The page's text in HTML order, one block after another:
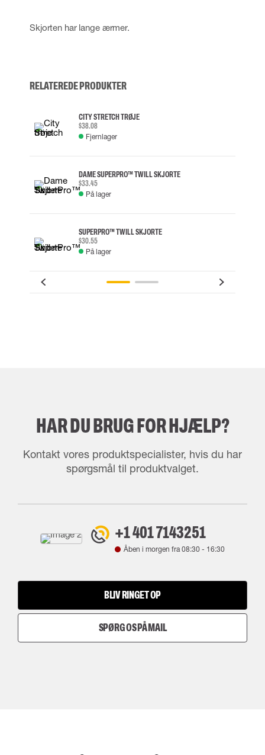
Skjorten har lange ærmer.
RELATEREDE PRODUKTER
CITY STRETCH TRØJE
$38.08
Fjernlager
DAME SUPERPRO™ TWILL SKJORTE
$33.45
På lager
SUPERPRO™ TWILL SKJORTE
$30.55
På lager
HAR DU BRUG FOR HJÆLP?
Kontakt vores produktspecialister, hvis du har
spørgsmål til produktvalget.
+1 401 7143251
Åben i morgen fra08:30 - 16:30
BLIV RINGET OP
SPØRG OS PÅ MAIL